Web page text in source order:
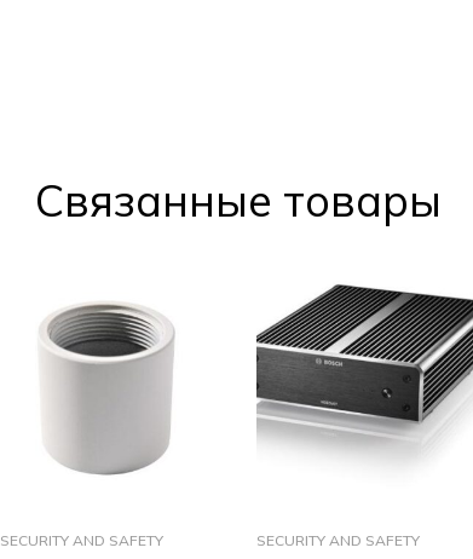
Cвязанные товары
SECURITY AND SAFETY
SECURITY AND SAFETY